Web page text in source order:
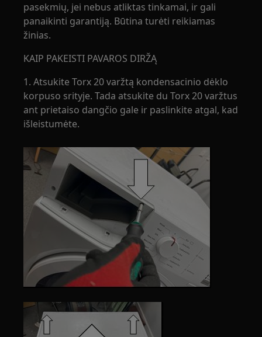
pasekmių, jei nebus atliktas tinkamai, ir gali
panaikinti garantiją. Būtina turėti reikiamas
žinias.
KAIP PAKEISTI PAVAROS DIRŽĄ
1. Atsukite Torx 20 varžtą kondensacinio dėklo
korpuso srityje. Tada atsukite du Torx 20 varžtus
ant prietaiso dangčio gale ir paslinkite atgal, kad
išleistumėte.